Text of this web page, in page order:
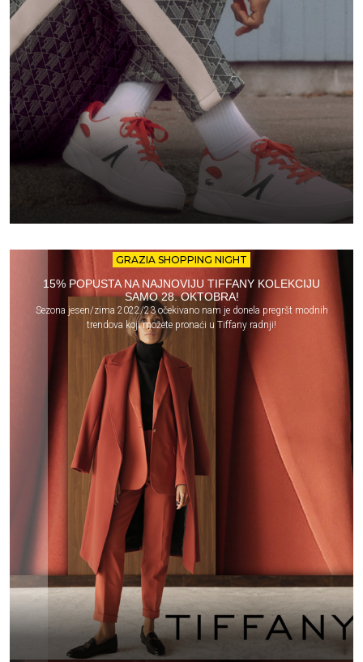
GRAZIA SHOPPING NIGHT
15% POPUSTA NA NAJNOVIJU TIFFANY KOLEKCIJU
SAMO 28. OKTOBRA!
Sezona jesen/zima 2022/23 očekivano nam je donela pregršt modnih
trendova koji možete pronaći u Tiffany radnji!